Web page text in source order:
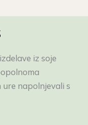
iz soje
ure napolnjevali s